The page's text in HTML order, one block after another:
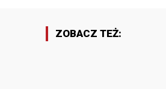
ZOBACZ TEŻ: